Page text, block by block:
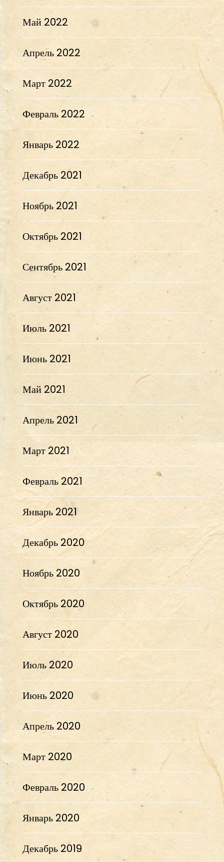
Май 2022
Апрель 2022
Март 2022
Февраль 2022
Январь 2022
Декабрь 2021
Ноябрь 2021
Октябрь 2021
Сентябрь 2021
Август 2021
Июль 2021
Июнь 2021
Май 2021
Апрель 2021
Март 2021
Февраль 2021
Январь 2021
Декабрь 2020
Ноябрь 2020
Октябрь 2020
Август 2020
Июль 2020
Июнь 2020
Апрель 2020
Март 2020
Февраль 2020
Январь 2020
Декабрь 2019